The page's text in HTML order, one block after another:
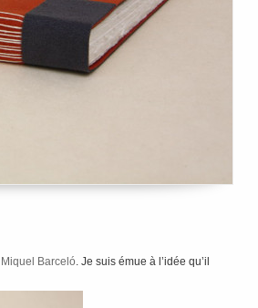
Miquel Barceló. Je suis émue à l’idée qu’il